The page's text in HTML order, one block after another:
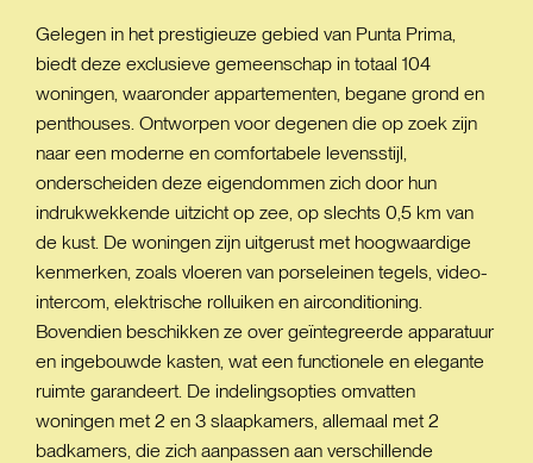
Gelegen in het prestigieuze gebied van Punta Prima,
biedt deze exclusieve gemeenschap in totaal 104
woningen, waaronder appartementen, begane grond en
penthouses. Ontworpen voor degenen die op zoek zijn
naar een moderne en comfortabele levensstijl,
onderscheiden deze eigendommen zich door hun
indrukwekkende uitzicht op zee, op slechts 0,5 km van
de kust. De woningen zijn uitgerust met hoogwaardige
kenmerken, zoals vloeren van porseleinen tegels, video-
intercom, elektrische rolluiken en airconditioning.
Bovendien beschikken ze over geïntegreerde apparatuur
en ingebouwde kasten, wat een functionele en elegante
ruimte garandeert. De indelingsopties omvatten
woningen met 2 en 3 slaapkamers, allemaal met 2
badkamers, die zich aanpassen aan verschillende